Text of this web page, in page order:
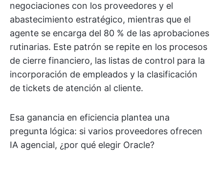
negociaciones con los proveedores y el
abastecimiento estratégico, mientras que el
agente se encarga del 80 % de las aprobaciones
rutinarias. Este patrón se repite en los procesos
de cierre financiero, las listas de control para la
incorporación de empleados y la clasificación
de tickets de atención al cliente.
Esa ganancia en eficiencia plantea una
pregunta lógica: si varios proveedores ofrecen
IA agencial, ¿por qué elegir Oracle?